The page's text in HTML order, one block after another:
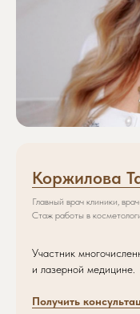
Коржилова
Главный врач клиники,
Стаж работы в
Участник
и лазерной медицине.
Получить